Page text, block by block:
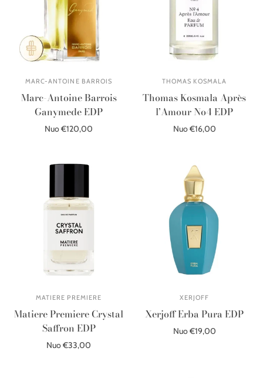
MARC-ANTOINE BARROIS
Marc-Antoine Barrois
Ganymede EDP
Nuo €120,00
THOMAS KOSMALA
Thomas Kosmala Après
l’Amour No4 EDP
Nuo €16,00
MATIERE PREMIERE
Matiere Premiere Crystal
Saffron EDP
Nuo €33,00
XERJOFF
Xerjoff Erba Pura EDP
Nuo €19,00